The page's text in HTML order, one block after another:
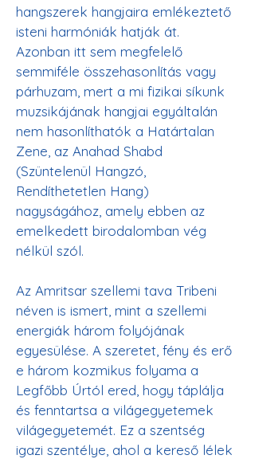
hangszerek hangjaira emlékeztető
isteni harmóniák hatják át.
Azonban itt sem megfelelő
semmiféle összehasonlítás vagy
párhuzam, mert a mi fizikai síkunk
muzsikájának hangjai egyáltalán
nem hasonlíthatók a Határtalan
Zene, az Anahad Shabd
(Szüntelenül Hangzó,
Rendíthetetlen Hang)
nagyságához, amely ebben az
emelkedett birodalomban vég
nélkül szól.
Az Amritsar szellemi tava Tribeni
néven is ismert, mint a szellemi
energiák három folyójának
egyesülése. A szeretet, fény és erő
e három kozmikus folyama a
Legfőbb Úrtól ered, hogy táplálja
és fenntartsa a világegyetemek
világegyetemét. Ez a szentség
igazi szentélye, ahol a kereső lélek